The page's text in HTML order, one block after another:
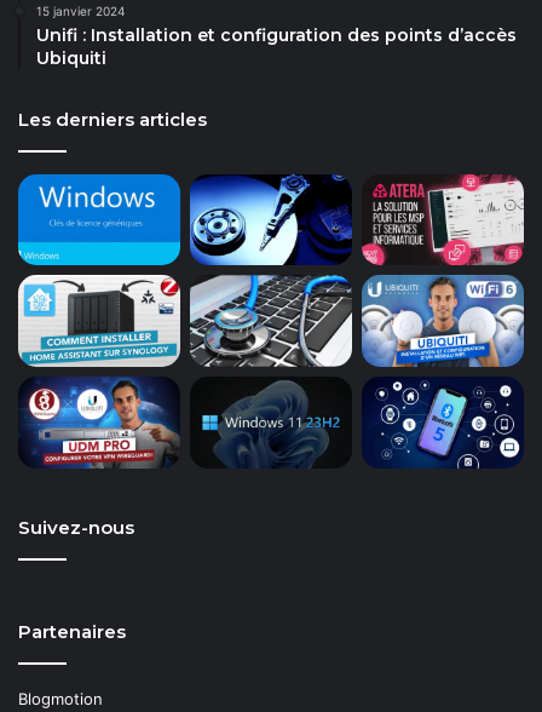
15 janvier 2024
Unifi : Installation et configuration des points d’accès
Ubiquiti
Les derniers articles
Suivez-nous
Partenaires
Blogmotion